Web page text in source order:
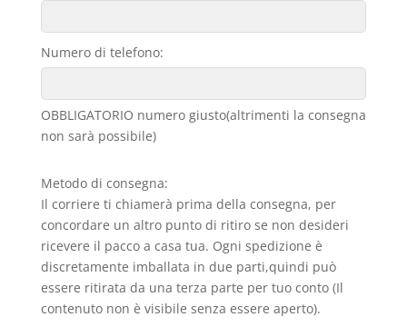
Numero di telefono:
OBBLIGATORIO numero giusto(altrimenti la consegna
non sarà possibile)
Metodo di consegna:
Il corriere ti chiamerà prima della consegna, per
concordare un altro punto di ritiro se non desideri
ricevere il pacco a casa tua. Ogni spedizione è
discretamente imballata in due parti,quindi può
essere ritirata da una terza parte per tuo conto (Il
contenuto non è visibile senza essere aperto).